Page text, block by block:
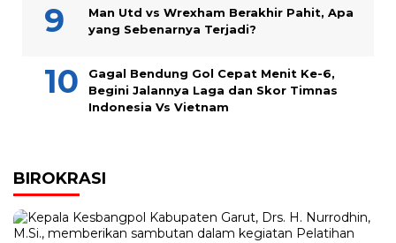
Man Utd vs Wrexham Berakhir Pahit, Apa
yang Sebenarnya Terjadi?
Gagal Bendung Gol Cepat Menit Ke-6,
Begini Jalannya Laga dan Skor Timnas
Indonesia Vs Vietnam
BIROKRASI